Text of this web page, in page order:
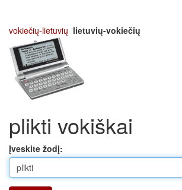
vokiečių-lietuvių lietuvių-vokiečių
plikti vokiškai
Įveskite žodį: